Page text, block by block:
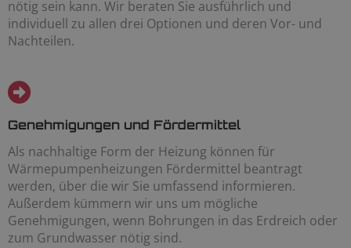
nötig sein kann. Wir beraten Sie ausführlich und
individuell zu allen drei Optionen und deren Vor- und
Nachteilen.
Genehmigungen und Fördermittel
Als nachhaltige Form der Heizung können für
Wärmepumpenheizungen Fördermittel beantragt
werden, über die wir Sie umfassend informieren.
Außerdem kümmern wir uns um mögliche
Genehmigungen, wenn Bohrungen in das Erdreich oder
zum Grundwasser nötig sind.